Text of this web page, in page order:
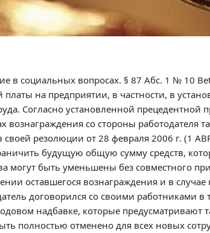
в социальных вопросах. § 87 Абс. 1 № 10
платы на предприятии, в частности, в
Согласно установленной
вознаграждения со стороны
резолюции от 28 февраля 2006 г. (1
будущую общую сумму средств,
могут быть уменьшены без
оставшегося вознаграждения и в
договорился со своими работниками
надбавке, которые
полностью отменено для всех новых